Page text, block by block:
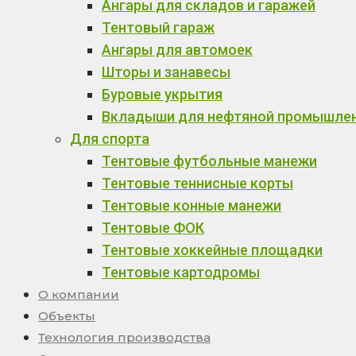
Ангары для складов и гаражей
Тентовый гараж
Ангары для автомоек
Шторы и занавесы
Буровые укрытия
Вкладыши для нефтяной
Для спорта
Тентовые футбольные манежи
Тентовые теннисные корты
Тентовые конные манежи
Тентовые ФОК
Тентовые хоккейные площадки
Тентовые картодромы
О компании
Объекты
Технология производства